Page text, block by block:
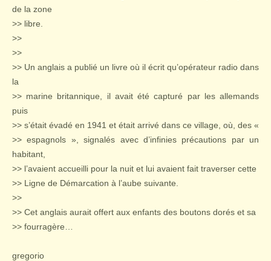
de la zone
>> libre.
>>
>>
>> Un anglais a publié un livre où il écrit qu’opérateur radio dans
la
>> marine britannique, il avait été capturé par les allemands
puis
>> s’était évadé en 1941 et était arrivé dans ce village, où, des «
>> espagnols », signalés avec d’infinies précautions par un
habitant,
>> l’avaient accueilli pour la nuit et lui avaient fait traverser cette
>> Ligne de Démarcation à l’aube suivante.
>>
>> Cet anglais aurait offert aux enfants des boutons dorés et sa
>> fourragère…
gregorio